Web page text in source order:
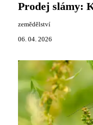
Prodej slámy:
zemědělství
06. 04. 2026